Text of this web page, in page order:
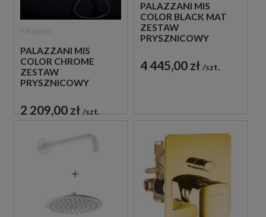
PALAZZANI MIS
COLOR CHROME
ZESTAW
PRYSZNICOWY
2 209,00 zł szt.
PALAZZANI MIS
COLOR BLACK MAT
ZESTAW
PRYSZNICOWY
4 445,00 zł szt.